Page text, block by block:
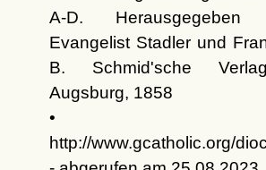
A-D.
Evangelist Stadler und
B. Schmid'sche
Augsburg, 1858
•
http://www.gcatholic.org/